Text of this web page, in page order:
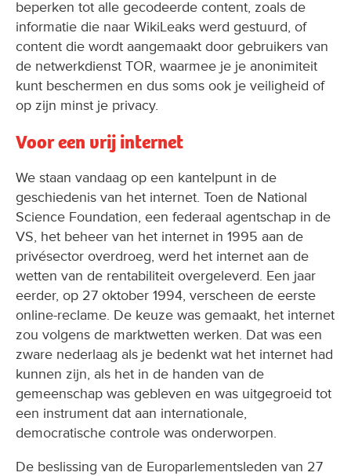
beperken tot alle gecodeerde content, zoals de
informatie die naar WikiLeaks werd gestuurd, of
content die wordt aangemaakt door gebruikers van
de netwerkdienst TOR, waarmee je je anonimiteit
kunt beschermen en dus soms ook je veiligheid of
op zijn minst je privacy.
Voor een vrij internet
We staan vandaag op een kantelpunt in de
geschiedenis van het internet. Toen de National
Science Foundation, een federaal agentschap in de
VS, het beheer van het internet in 1995 aan de
privésector overdroeg, werd het internet aan de
wetten van de rentabiliteit overgeleverd. Een jaar
eerder, op 27 oktober 1994, verscheen de eerste
online-reclame. De keuze was gemaakt, het internet
zou volgens de marktwetten werken. Dat was een
zware nederlaag als je bedenkt wat het internet had
kunnen zijn, als het in de handen van de
gemeenschap was gebleven en was uitgegroeid tot
een instrument dat aan internationale,
democratische controle was onderworpen.
De beslissing van de Europarlementsleden van 27